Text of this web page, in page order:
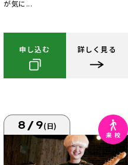
が気に...
申し込む 詳しく見る
8/9(日)